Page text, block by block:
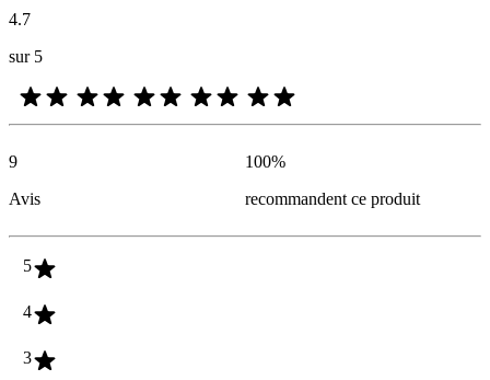
4.7
sur 5
9
Avis
100%
recommandent ce produit
5
4
3